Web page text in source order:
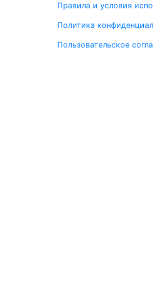
Правила и условия
Политика
Пользовательское